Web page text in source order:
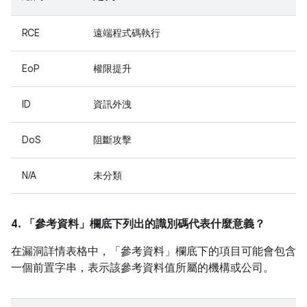
RCE 遠端程式碼執行
EoP 權限提升
ID 資訊外洩
DoS 阻斷攻擊
N/A 未分類
4. 「參考資料」 欄底下列出的識別碼代表什麼意義？
在漏洞詳情表格中，「參考資料」 欄底下的項目可能會包含
一個前置字串，表示該參考資料值所屬的機構或公司。